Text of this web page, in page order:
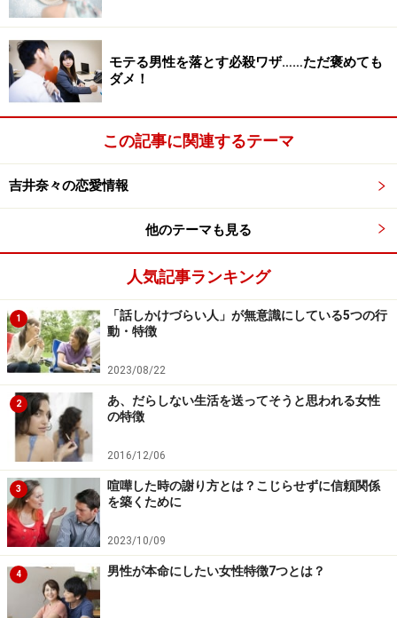
簡単に座り方を直す方法は、「イスに深く座らない」こ
とです。浅く座ると背もたれにも寄りかかれないので、
イスに「浅く座る」と簡単に背筋が伸び、すっとキレイ
な人に見えます。逆に、ドシッと腰かけた姿勢だと、そ
れだけで「心の距離」ができて、相手は壁を感じてしま
イスの座り方ひとつで、話を聞いてくれる人に見られる
なら簡単ですよね。慣れないうちは疲れるかもしれませ
んが、腹筋をつかって背筋ピンに挑戦してみましょう！
話しかけづらい人2. ふとした瞬間に「真
顔」という名のしかめっつら
話しかけようとしたときに、しかめっつらだったら、「え
っ、怒ってる!?」と引いてしまうもの。
顔の表情が周囲に与える影響は甚大です。しかも、自分
では「普通の顔」＝真顔のつもりでも、まわりからする
と「怖い顔」「しかめっつら」になっているかもしれま
せん。
モテる男性を落とす必殺ワザ……ただ褒めても
ダメ！
この記事に関連するテーマ
吉井奈々の恋愛情報
他のテーマも見る
人気記事ランキング
1
「話しかけづらい人」が無意識にしている5つの行
動・特徴
2023/08/22
2
あ、だらしない生活を送ってそうと思われる女性
の特徴
2016/12/06
3
喧嘩した時の謝り方とは？こじらせずに信頼関係
を築くために
2023/10/09
4 男性が本命にしたい女性特徴7つとは？